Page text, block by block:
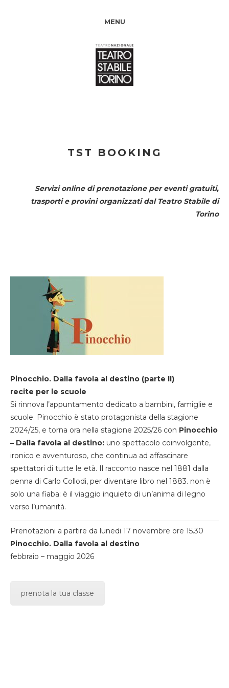
MENU
TST BOOKING
Servizi online di prenotazione per eventi gratuiti,
trasporti e provini organizzati dal Teatro Stabile di
Torino
Pinocchio. Dalla favola al destino (parte II)
recite per le scuole
Si rinnova l’appuntamento dedicato a bambini, famiglie e
scuole. Pinocchio è stato protagonista della stagione
2024/25, e torna ora nella stagione 2025/26 con Pinocchio
– Dalla favola al destino: uno spettacolo coinvolgente,
ironico e avventuroso, che continua ad affascinare
spettatori di tutte le età. Il racconto nasce nel 1881 dalla
penna di Carlo Collodi, per diventare libro nel 1883. non è
solo una fiaba: è il viaggio inquieto di un’anima di legno
verso l’umanità.
Prenotazioni a partire da lunedi 17 novembre ore 15.30
Pinocchio. Dalla favola al destino
febbraio – maggio 2026
prenota la tua classe